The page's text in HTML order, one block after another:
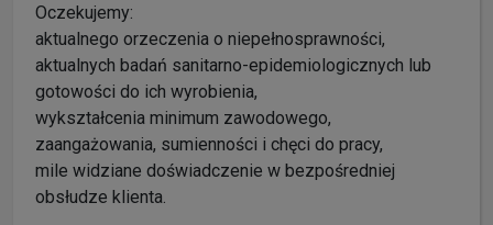
Oczekujemy:
aktualnego orzeczenia o niepełnosprawności,
aktualnych badań sanitarno-epidemiologicznych lub
gotowości do ich wyrobienia,
wykształcenia minimum zawodowego,
zaangażowania, sumienności i chęci do pracy,
mile widziane doświadczenie w bezpośredniej
obsłudze klienta.